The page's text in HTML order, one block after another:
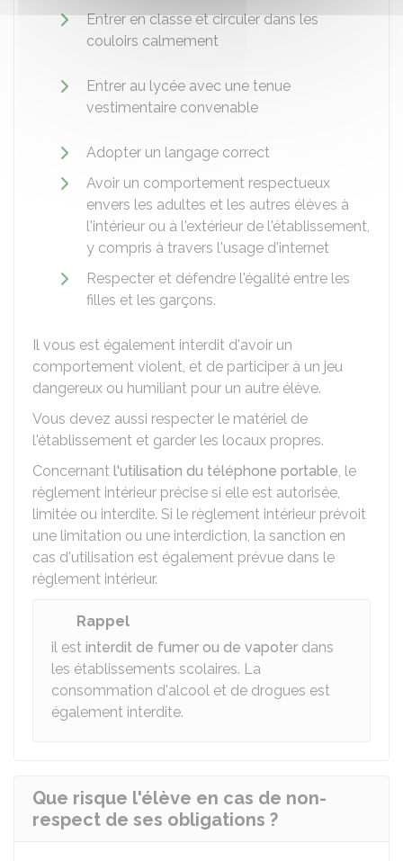
Entrer en classe et circuler dans les
couloirs calmement
Entrer au lycée avec une tenue
vestimentaire convenable
Adopter un langage correct
Avoir un comportement respectueux
envers les adultes et les autres élèves à
l'intérieur ou à l'extérieur de l'établissement,
y compris à travers l'usage d'internet
Respecter et défendre l'égalité entre les
filles et les garçons.
Il vous est également interdit d'avoir un
comportement violent, et de participer à un jeu
dangereux ou humiliant pour un autre élève.
Vous devez aussi respecter le matériel de
l'établissement et garder les locaux propres.
Concernant l'utilisation du téléphone portable, le
règlement intérieur précise si elle est autorisée,
limitée ou interdite. Si le règlement intérieur prévoit
une limitation ou une interdiction, la sanction en
cas d'utilisation est également prévue dans le
règlement intérieur.
Rappel
il est interdit de fumer ou de vapoter dans
les établissements scolaires. La
consommation d'alcool et de drogues est
également interdite.
Que risque l'élève en cas de non-
respect de ses obligations ?